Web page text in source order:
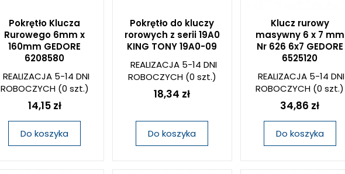
Pokrętło Klucza
Rurowego 6mm x
160mm GEDORE
6208580
REALIZACJA 5-14 DNI
ROBOCZYCH(0 szt.)
14,15 zł
Do koszyka
Pokrętło do kluczy
rorowych z serii 19A0
KING TONY 19A0-09
REALIZACJA 5-14 DNI
ROBOCZYCH(0 szt.)
18,34 zł
Do koszyka
Klucz rurowy
masywny 6 x 7 mm
Nr 626 6x7 GEDORE
6525120
REALIZACJA 5-14 DNI
ROBOCZYCH (0 szt.)
34,86 zł
Do koszyka